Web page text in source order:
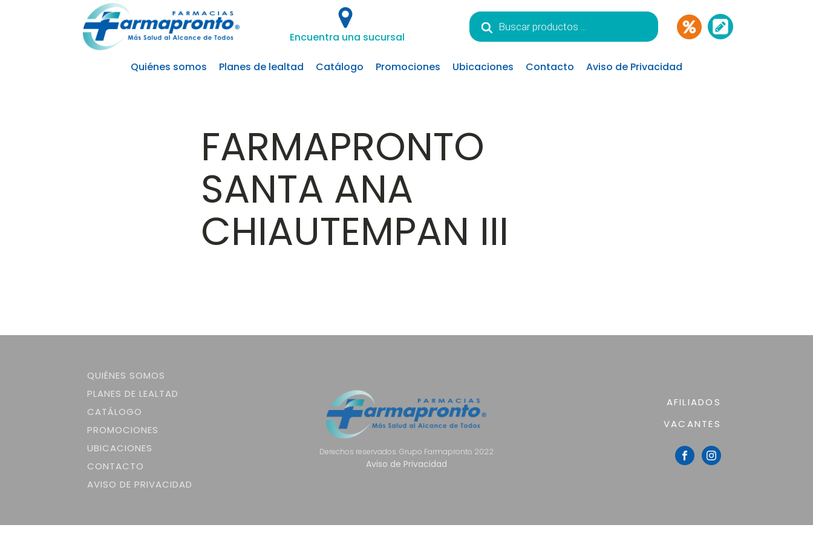
Encuentra una sucursal
Búsqueda
de
productos
Quiénes somos Planes de lealtad Catálogo Promociones Ubicaciones Contacto Aviso de Privacidad
FARMAPRONTO
SANTA ANA
CHIAUTEMPAN III
QUIÉNES SOMOS
PLANES DE LEALTAD
CATÁLOGO
PROMOCIONES
UBICACIONES
CONTACTO
AVISO DE PRIVACIDAD
Derechos reservados. Grupo Farmapronto 2022
Aviso de Privacidad
AFILIADOS
VACANTES